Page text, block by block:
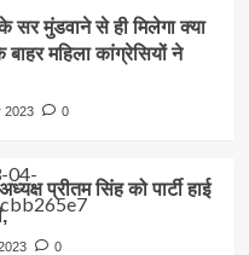
सर मुंडवाने से ही मिलेगा क्या
महिला कांग्रेसियों ने
2023
0
प्रीतम सिंह को पार्टी हाई
0